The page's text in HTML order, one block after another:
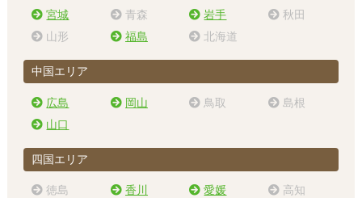
宮城 青森 岩手
秋田
山形
福島 北海道
中国エリア
広島 岡山 鳥取
島根
山口
四国エリア
徳島 香川 愛媛 高知